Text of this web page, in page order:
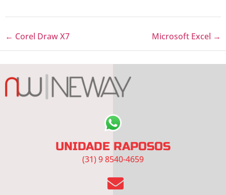
Corel Draw X7 Microsoft Excel
UNIDADE RAPOSOS
(31) 9 8540-4659